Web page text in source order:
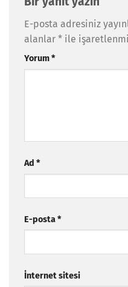
E-posta adresiniz
alanlar * ile
Yorum*
Ad *
E-posta*
İnternet sitesi